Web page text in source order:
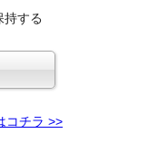
持する
コチラ >>